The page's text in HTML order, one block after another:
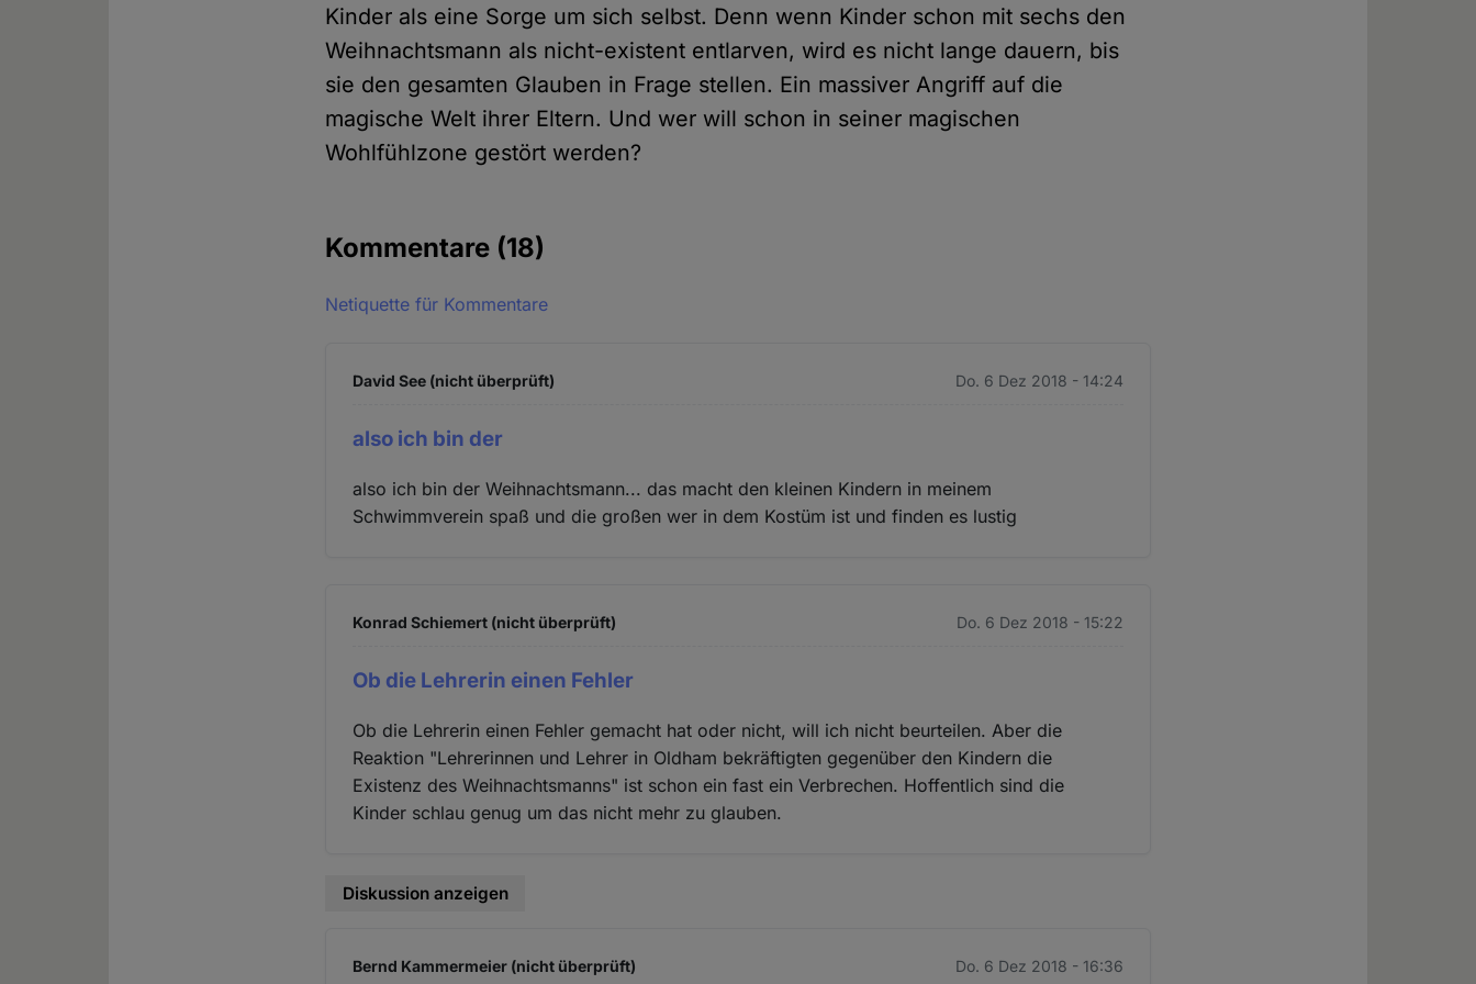
Kinder als eine Sorge um sich selbst. Denn wenn Kinder schon mit sechs den
Weihnachtsmann als nicht-existent entlarven, wird es nicht lange dauern, bis
sie den gesamten Glauben in Frage stellen. Ein massiver Angriff auf die
magische Welt ihrer Eltern. Und wer will schon in seiner magischen
Wohlfühlzone gestört werden?
Kommentare (18)
Netiquette für Kommentare
David See (nicht überprüft) Do. 6 Dez 2018 - 14:24
also ich bin der
also ich bin der Weihnachtsmann... das macht den kleinen Kindern in meinem
Schwimmverein spaß und die großen wer in dem Kostüm ist und finden es lustig
Konrad Schiemert (nicht überprüft) Do. 6 Dez 2018 - 15:22
Ob die Lehrerin einen Fehler
Ob die Lehrerin einen Fehler gemacht hat oder nicht, will ich nicht beurteilen. Aber die
Reaktion "Lehrerinnen und Lehrer in Oldham bekräftigten gegenüber den Kindern die
Existenz des Weihnachtsmanns" ist schon ein fast ein Verbrechen. Hoffentlich sind die
Kinder schlau genug um das nicht mehr zu glauben.
Diskussion anzeigen
Bernd Kammermeier (nicht überprüft) Do. 6 Dez 2018 - 16:36